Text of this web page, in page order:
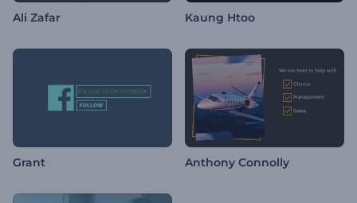
Ali Zafar Kaung Htoo
Grant Anthony Connolly